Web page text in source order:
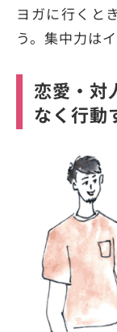
ヨガに行くと
う。集中力は
恋愛・対
なく行動